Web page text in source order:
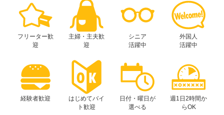
フリーター歓
迎
主婦・主夫歓
迎
シニア
活躍中
外国人
活躍中
経験者歓迎
はじめてバイ
ト歓迎
日付・曜日が
選べる
週1日2時間か
らOK